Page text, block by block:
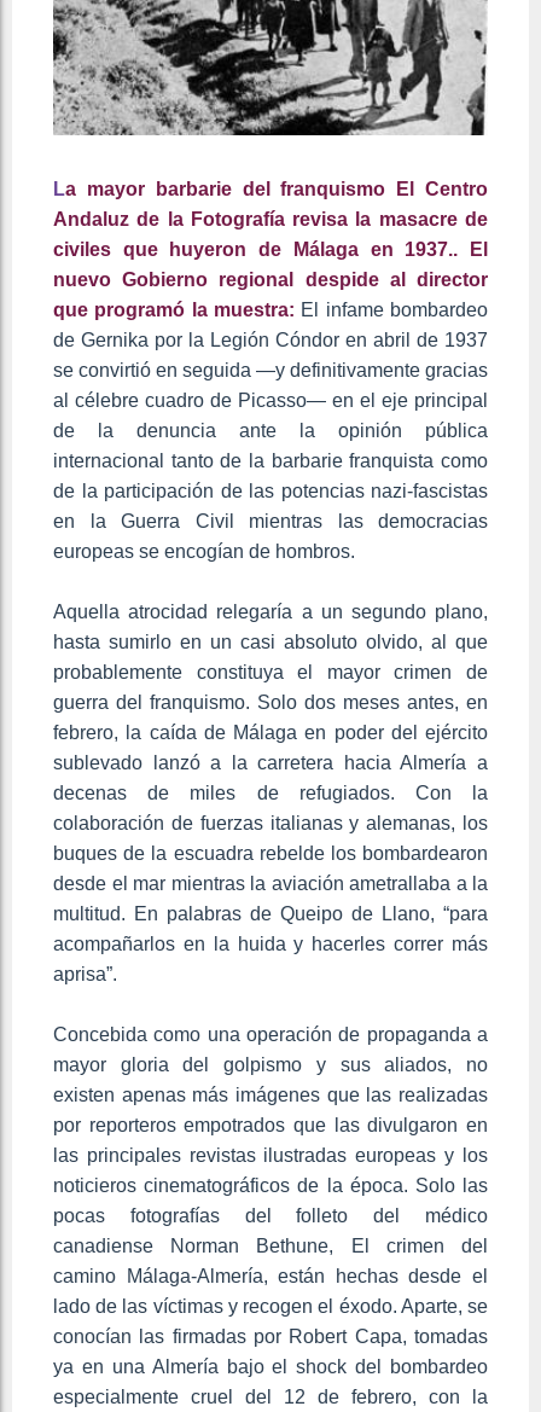
La mayor barbarie del franquismo El Centro
Andaluz de la Fotografía revisa la masacre de
civiles que huyeron de Málaga en 1937.. El
nuevo Gobierno regional despide al director
que programó la muestra: El infame bombardeo
de Gernika por la Legión Cóndor en abril de 1937
se convirtió en seguida —y definitivamente gracias
al célebre cuadro de Picasso— en el eje principal
de la denuncia ante la opinión pública
internacional tanto de la barbarie franquista como
de la participación de las potencias nazi-fascistas
en la Guerra Civil mientras las democracias
europeas se encogían de hombros.
Aquella atrocidad relegaría a un segundo plano,
hasta sumirlo en un casi absoluto olvido, al que
probablemente constituya el mayor crimen de
guerra del franquismo. Solo dos meses antes, en
febrero, la caída de Málaga en poder del ejército
sublevado lanzó a la carretera hacia Almería a
decenas de miles de refugiados. Con la
colaboración de fuerzas italianas y alemanas, los
buques de la escuadra rebelde los bombardearon
desde el mar mientras la aviación ametrallaba a la
multitud. En palabras de Queipo de Llano, “para
acompañarlos en la huida y hacerles correr más
aprisa”.
Concebida como una operación de propaganda a
mayor gloria del golpismo y sus aliados, no
existen apenas más imágenes que las realizadas
por reporteros empotrados que las divulgaron en
las principales revistas ilustradas europeas y los
noticieros cinematográficos de la época. Solo las
pocas fotografías del folleto del médico
canadiense Norman Bethune, El crimen del
camino Málaga-Almería, están hechas desde el
lado de las víctimas y recogen el éxodo. Aparte, se
conocían las firmadas por Robert Capa, tomadas
ya en una Almería bajo el shock del bombardeo
especialmente cruel del 12 de febrero, con la